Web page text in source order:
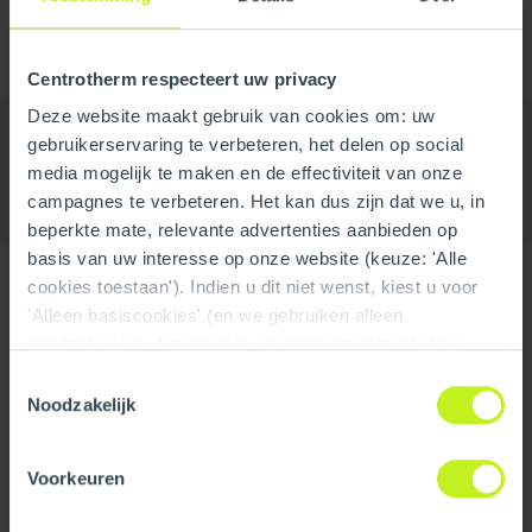
Centrotherm respecteert uw privacy
Deze website maakt gebruik van cookies om: uw
gebruikerservaring te verbeteren, het delen op social
media mogelijk te maken en de effectiviteit van onze
campagnes te verbeteren. Het kan dus zijn dat we u, in
beperkte mate, relevante advertenties aanbieden op
basis van uw interesse op onze website (keuze: 'Alle
cookies toestaan'). Indien u dit niet wenst, kiest u voor
'Alleen basiscookies' (en we gebruiken alleen
De 'Details tonen' knop geeft per categorie een korte
uitleg. Op onze privacy statementpagina vindt u nadere
informatie. Op deze pagina kunt u tevens uw keuze
ongedaan maken.
Noodzakelijk
Voorkeuren